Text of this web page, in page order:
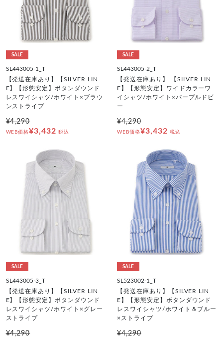
SALE
SL443005-1_T
【発送在庫あり】【SILVER LIN
E】【形態安定】ボタンダウンド
レスワイシャツ/ホワイト×ブラウ
ンストライプ
¥4,290
WEB価格¥3,432 税込
SALE
SL443005-2_T
【発送在庫あり】 【SILVER LIN
E】【形態安定】ワイドカラーワ
イシャツ/ホワイト×パープルドビ
ー
¥4,290
WEB価格¥3,432 税込
SALE
SL443005-3_T
【発送在庫あり】【SILVER LIN
E】【形態安定】ボタンダウンド
レスワイシャツ/ホワイト×グレー
ストライプ
¥4,290
SALE
SL523002-1_T
【発送在庫あり】【SILVER LIN
E】【形態安定】ボタンダウンド
レスワイシャツ/ホワイト＆ブルー
×ストライプ
¥4,290